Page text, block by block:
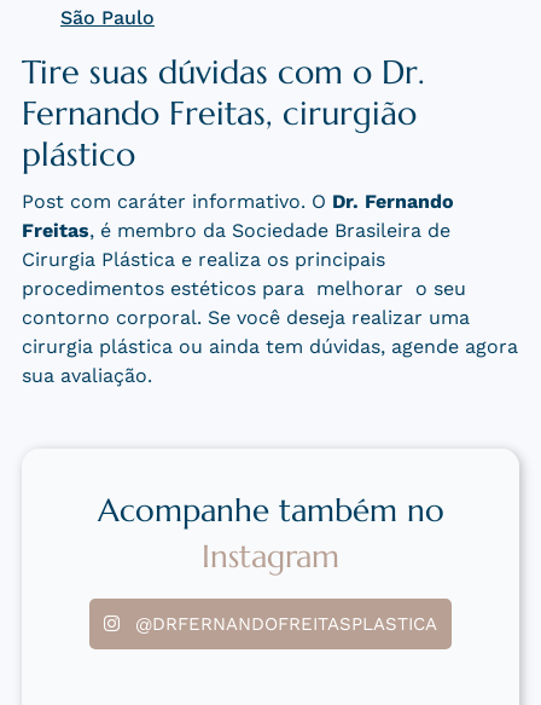
São Paulo
Tire suas dúvidas com o Dr.
Fernando Freitas, cirurgião
plástico
Post com caráter informativo. O Dr. Fernando
Freitas, é membro da Sociedade Brasileira de
Cirurgia Plástica e realiza os principais
procedimentos estéticos para melhorar o seu
contorno corporal. Se você deseja realizar uma
cirurgia plástica ou ainda tem dúvidas, agende agora
sua avaliação.
Acompanhe também no
Instagram
@DRFERNANDOFREITASPLASTICA